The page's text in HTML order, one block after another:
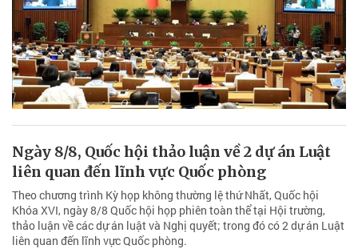
Ngày 8/8, Quốc hội thảo luận về 2 dự án Luật
liên quan đến lĩnh vực Quốc phòng
Theo chương trình Kỳ họp không thường lệ thứ Nhất, Quốc hội
Khóa XVI, ngày 8/8 Quốc hội họp phiên toàn thể tại Hội trường,
thảo luận về các dự án luật và Nghị quyết; trong đó có 2 dự án Luật
liên quan đến lĩnh vực Quốc phòng.